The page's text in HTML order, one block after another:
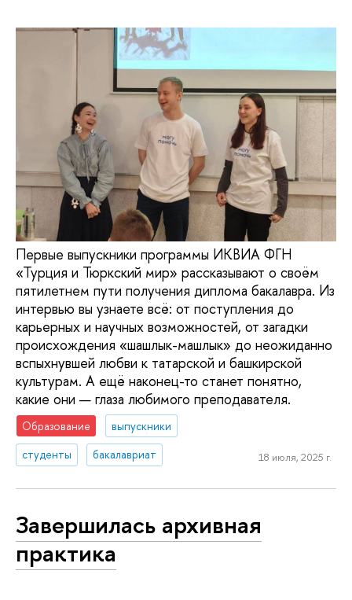
Первые выпускники программы ИКВИА ФГН
«Турция и Тюркский мир» рассказывают о своём
пятилетнем пути получения диплома бакалавра. Из
интервью вы узнаете всё: от поступления до
карьерных и научных возможностей, от загадки
происхождения «шашлык-машлык» до неожиданно
вспыхнувшей любви к татарской и башкирской
культурам. А ещё наконец-то станет понятно,
какие они — глаза любимого преподавателя.
Образование
выпускники
студенты
бакалавриат 18 июля, 2025 г.
Завершилась архивная
практика